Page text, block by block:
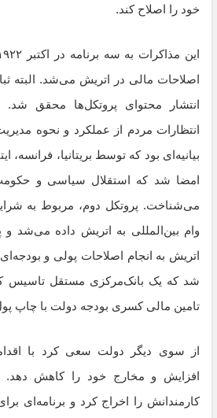
خود را اصلاح کند.
اصلاحات مالی در اتریش می‌شد. البته
انتشار محتوای پروتکل‌ها محقق شد.
انتظارات مردم از عملکرد و نحوه
بیانیه‌ای بود که توسط بریتانیا، فرانسه،
امضا شد که استقلال سیاسی و
می‌شناخت. پروتکل دوم، مربوط به
وام بین‌المللی به اتریش داده می‌شد و
اتریش به انجام اصلاحات پولی و
شد که یک بانک‌مرکزی مستقل تاسیس
تامین مالی کسری بودجه دولت با چاپ
از سوی دیگر دولت سعی کرد با
افزایش و مخارج خود را کاهش دهد.
کارمندانش را اخراج کرد و برنامه‌ای